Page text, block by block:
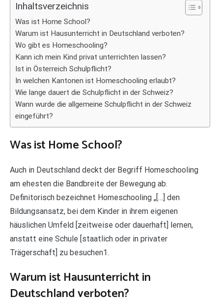
Inhaltsverzeichnis
Was ist Home School?
Warum ist Hausunterricht in Deutschland verboten?
Wo gibt es Homeschooling?
Kann ich mein Kind privat unterrichten lassen?
Ist in Österreich Schulpflicht?
In welchen Kantonen ist Homeschooling erlaubt?
Wie lange dauert die Schulpflicht in der Schweiz?
Wann wurde die allgemeine Schulpflicht in der Schweiz
eingeführt?
Was ist Home School?
Auch in Deutschland deckt der Begriff Homeschooling
am ehesten die Bandbreite der Bewegung ab.
Definitorisch bezeichnet Homeschooling „[…] den
Bildungsansatz, bei dem Kinder in ihrem eigenen
häuslichen Umfeld [zeitweise oder dauerhaft] lernen,
anstatt eine Schule [staatlich oder in privater
Trägerschaft] zu besuchen1.
Warum ist Hausunterricht in
Deutschland verboten?